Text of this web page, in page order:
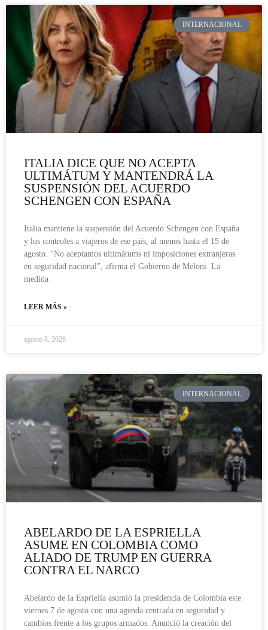
INTERNACIONAL
ITALIA DICE QUE NO ACEPTA
ULTIMÁTUM Y MANTENDRÁ LA
SUSPENSIÓN DEL ACUERDO
SCHENGEN CON ESPAÑA
Italia mantiene la suspensión del Acuerdo Schengen con España
y los controles a viajeros de ese país, al menos hasta el 15 de
agosto. “No aceptamos ultimátums ni imposiciones extranjeras
en seguridad nacional”, afirma el Gobierno de Meloni. La
medida
LEER MÁS »
agosto 8, 2026
INTERNACIONAL
ABELARDO DE LA ESPRIELLA
ASUME EN COLOMBIA COMO
ALIADO DE TRUMP EN GUERRA
CONTRA EL NARCO
Abelardo de la Espriella asumió la presidencia de Colombia este
viernes 7 de agosto con una agenda centrada en seguridad y
cambios frente a los grupos armados. Anunció la creación del